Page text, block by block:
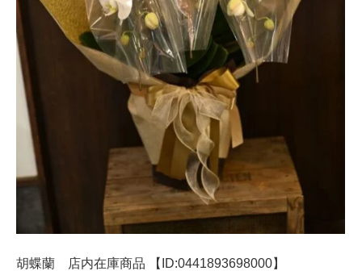
胡蝶蘭 店内在庫商品 【ID:0441893698000】